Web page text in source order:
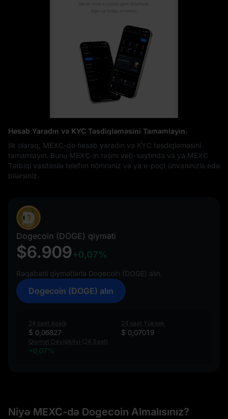
Hesab Yaradın və KYC Təsdiqləməsini Tamamlayın.
İlk olaraq, MEXC-də hesab yaradın və KYC təsdiqləməsini
tamamlayın. Bunu MEXC-in rəsmi veb-saytında və ya MEXC
Tətbiqi vasitəsilə telefon nömrəniz və ya e-poçt ünvanınızla edə
bilərsiniz.
Dogecoin (DOGE) qiyməti
$6.909+0,07%
Rəqabətli qiymətlərlə Dogecoin (DOGE) alın.
Dogecoin (DOGE) alın
24 saat Aşağı
$ 0,06827
24 saat Yüksək
$ 0,07019
Qiymət Dəyişikliyi (24 Saat)
+0,07%
Niyə MEXC-də Dogecoin Almalısınız?